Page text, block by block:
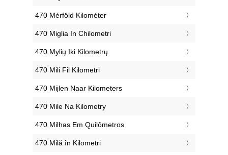
‎470 Mérföld Kilométer
‎470 Miglia In Chilometri
‎470 Mylių Iki Kilometrų
‎470 Mili Fil Kilometri
‎470 Mijlen Naar Kilometers
‎470 Mile Na Kilometry
‎470 Milhas Em Quilômetros
‎470 Milă în Kilometri